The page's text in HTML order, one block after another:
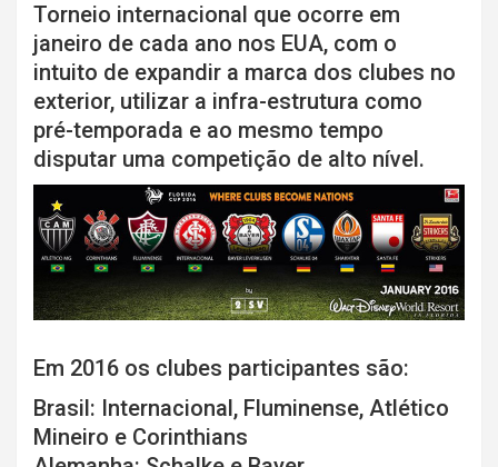
Torneio internacional que ocorre em
janeiro de cada ano nos EUA, com o
intuito de expandir a marca dos clubes no
exterior, utilizar a infra-estrutura como
pré-temporada e ao mesmo tempo
disputar uma competição de alto nível.
Em 2016 os clubes participantes são:
Brasil: Internacional, Fluminense, Atlético
Mineiro e Corinthians